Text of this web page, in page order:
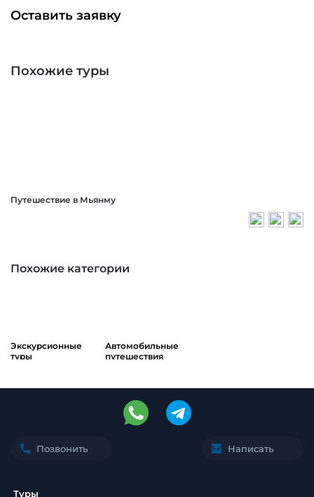
Оставить заявку
Похожие туры
Путешествие в Мьянму
Похожие категории
Экскурсионные
туры
Автомобильные
путешествия
Позвонить Написать
Туры